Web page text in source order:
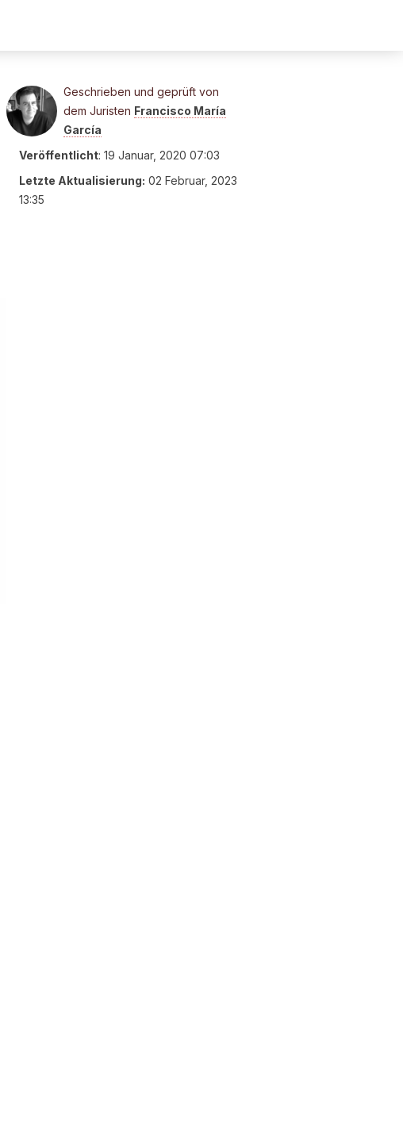
Geschrieben und geprüft von
dem Juristen Francisco María
García
Veröffentlicht: 19 Januar, 2020 07:03
Letzte Aktualisierung: 02 Februar, 2023
13:35